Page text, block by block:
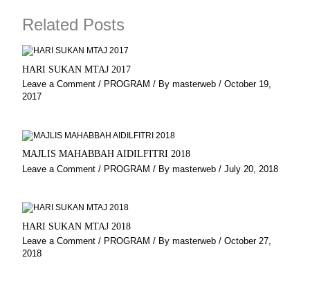
k
Related Posts
HARI SUKAN MTAJ 2017
Leave a Comment / PROGRAM / By masterweb / October 19,
2017
MAJLIS MAHABBAH AIDILFITRI 2018
Leave a Comment / PROGRAM / By masterweb / July 20, 2018
HARI SUKAN MTAJ 2018
Leave a Comment / PROGRAM / By masterweb / October 27,
2018